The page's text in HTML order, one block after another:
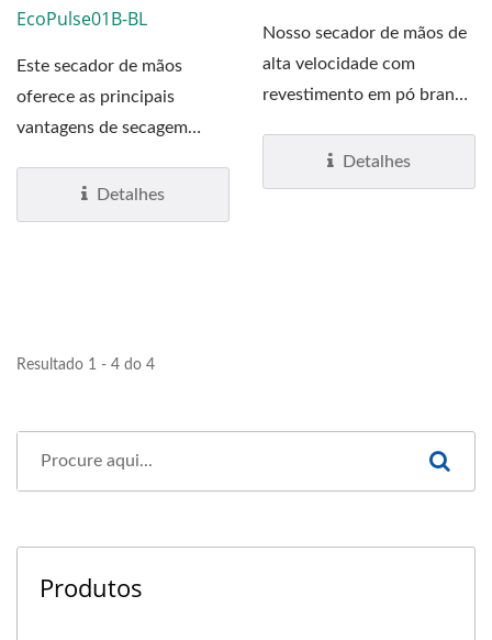
EcoPulse01B-BL
Este secador de mãos
oferece as principais
vantagens de secagem
superior,...
Detalhes
Nosso secador de mãos de
alta velocidade com
revestimento em pó branco
Detalhes
Resultado 1 - 4 do 4
Produtos